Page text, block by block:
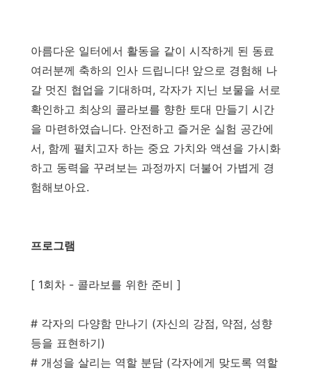
아름다운 일터에서 활동을 같이 시작하게 된 동료
여러분께 축하의 인사 드립니다! 앞으로 경험해 나
갈 멋진 협업을 기대하며, 각자가 지닌 보물을 서로
확인하고 최상의 콜라보를 향한 토대 만들기 시간
을 마련하였습니다. 안전하고 즐거운 실험 공간에
서, 함께 펼치고자 하는 중요 가치와 액션을 가시화
하고 동력을 꾸려보는 과정까지 더불어 가볍게 경
험해보아요.
프로그램
[ 1회차 - 콜라보를 위한 준비 ]
# 각자의 다양함 만나기 (자신의 강점, 약점, 성향
등을 표현하기)
# 개성을 살리는 역할 분담 (각자에게 맞도록 역할